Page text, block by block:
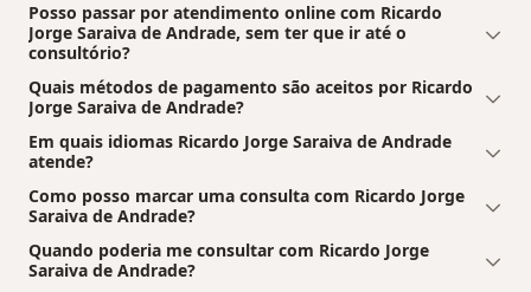
Posso passar por atendimento online com Ricardo
Jorge Saraiva de Andrade, sem ter que ir até o
consultório?
Quais métodos de pagamento são aceitos por Ricardo
Jorge Saraiva de Andrade?
Em quais idiomas Ricardo Jorge Saraiva de Andrade
atende?
Como posso marcar uma consulta com Ricardo Jorge
Saraiva de Andrade?
Quando poderia me consultar com Ricardo Jorge
Saraiva de Andrade?